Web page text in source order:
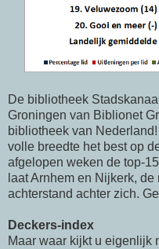
De bibliotheek
Groningen van Biblionet
bibliotheek van
volle breedte het best op
afgelopen weken de top-
laat Arnhem en Nijkerk,
achterstand achter zich.
Deckers-index
Maar waar kijkt u eigenlijk